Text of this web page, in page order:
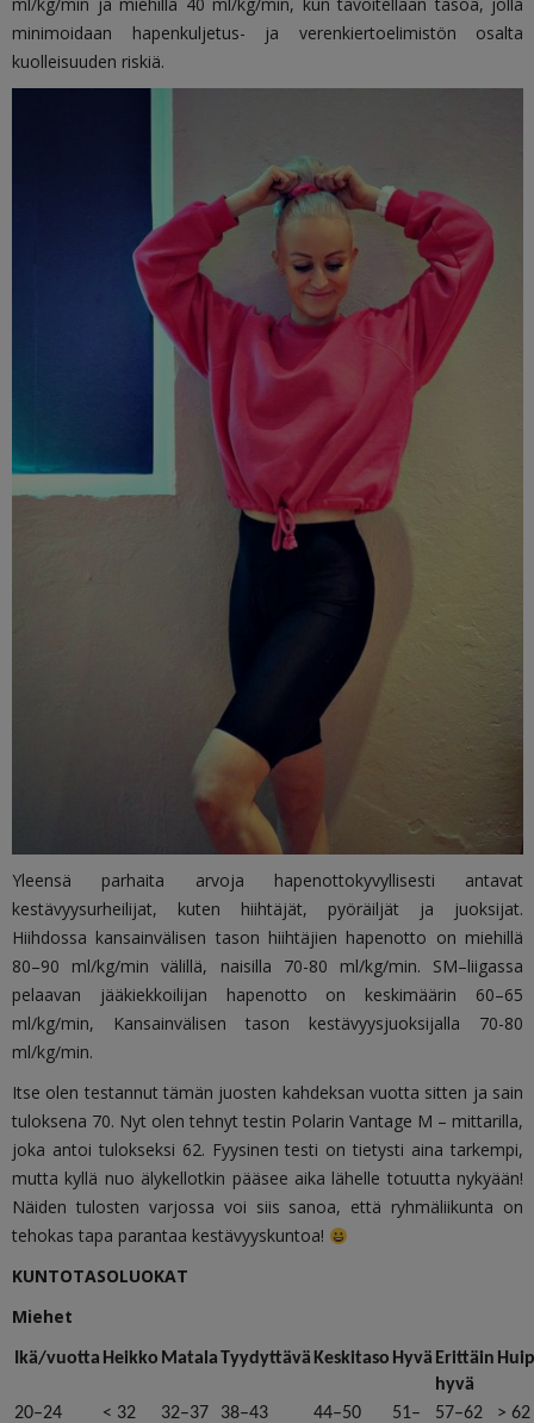
minimoidaan hapenkuljetus- ja verenkiertoelimistön osalta
kuolleisuuden riskiä.
Yleensä parhaita arvoja hapenottokyvyllisesti antavat
kestävyysurheilijat, kuten hiihtäjät, pyöräiljät ja juoksijat.
Hiihdossa kansainvälisen tason hiihtäjien hapenotto on miehillä
80–90 ml/kg/min välillä, naisilla 70-80 ml/kg/min. SM–liigassa
pelaavan jääkiekkoilijan hapenotto on keskimäärin 60–65
ml/kg/min, Kansainvälisen tason kestävyysjuoksijalla 70-80
ml/kg/min.
Itse olen testannut tämän juosten kahdeksan vuotta sitten ja sain
tuloksena 70. Nyt olen tehnyt testin Polarin Vantage M – mittarilla,
joka antoi tulokseksi 62. Fyysinen testi on tietysti aina tarkempi,
mutta kyllä nuo älykellotkin pääsee aika lähelle totuutta nykyään!
Näiden tulosten varjossa voi siis sanoa, että ryhmäliikunta on
tehokas tapa parantaa kestävyyskuntoa!
KUNTOTASOLUOKAT
Miehet
Ikä/vuotta Heikko MatalaTyydyttävä Keskitaso Hyvä Erittäin
hyvä
20–24 < 32 32–37 38–43 44–50 51– 57–62 > 62